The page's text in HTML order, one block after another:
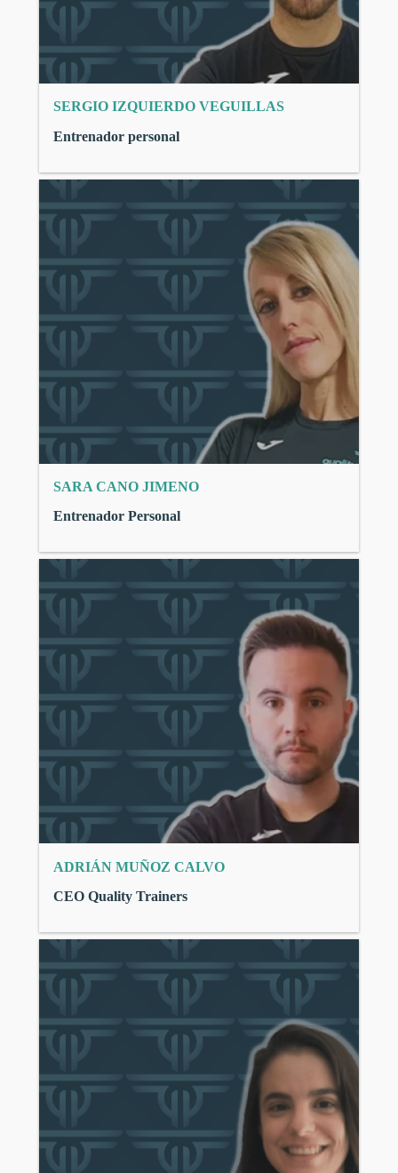
SERGIO IZQUIERDO VEGUILLAS
Entrenador personal
SARA CANO JIMENO
Entrenador Personal
ADRIÁN MUÑOZ CALVO
CEO Quality Trainers